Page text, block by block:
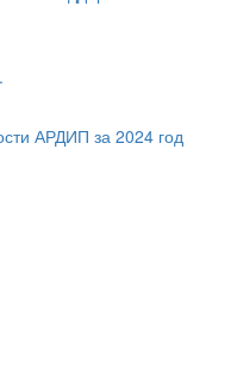
АРДИП за 2024 год